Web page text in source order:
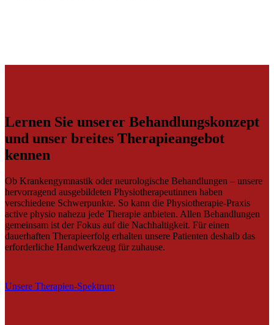
Lernen Sie unserer Behandlungskonzept
und unser breites Therapieangebot
kennen
Ob Krankengymnastik oder neurologische Behandlungen – unsere
hervorragend ausgebildeten Physiotherapeutinnen haben
verschiedene Schwerpunkte. So kann die Physiotherapie-Praxis
active physio nahezu jede Therapie anbieten. Allen Behandlungen
gemeinsam ist der Fokus auf die Nachhaltigkeit. Für einen
dauerhaften Therapieerfolg erhalten unsere Patienten deshalb das
erforderliche Handwerkzeug für zuhause.
Unsere Therapien-Spektrum